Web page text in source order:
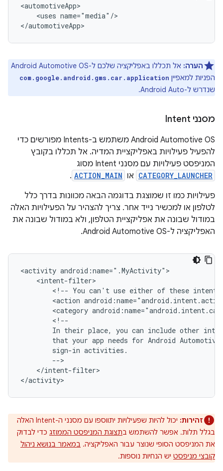
<uses name="media"/>
הערה:
אל תכללו באפליקציה שלכם ל-Android Automotive OS
הפניות למאפיין com.google.android.gms.car.application
שנדרש ל-Android Auto.
מסנני Intent
‫Android Automotive OS משתמש ב-Intents מפורשים כדי
להפעיל פעילויות באפליקציית המדיה. אל תכללו בקובץ
המניפסט פעילויות עם מסנני Intent מסוג
CATEGORY_LAUNCHER או ACTION_MAIN
.
פעילויות כמו זו שמוצגת בדוגמה הבאה מכוונות בדרך כלל
לטלפון או למכשיר נייד אחר. צריך להצהיר על הפעילויות האלה
במודול שבונה את אפליקציית הטלפון, ולא במודול שבונה את
האפליקציה ל-Android Automotive OS.
<activity
<!-- You can't use either of these intents
<action
<category
In their place, you can include other
that your app needs for Android Automotive
sign-in
</intent-filter>
זהירות:
יכול להיות שפעילויות יתווספו עם מסנני ה-Intent האלה
בגלל תלות. אפשר להשתמש בתצוגת המניפסט הממוזג כדי לבדוק
את המניפסט הסופי שנוצר עבור האפליקציה. במאמר בנושא ניהול
קובצי מניפסט יש הנחיות נוספות.